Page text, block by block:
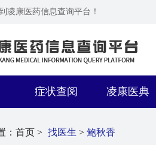
凌康医药信息查询平台！
症状查阅 凌康医典
： 首页 > 找医生 > 鲍秋香